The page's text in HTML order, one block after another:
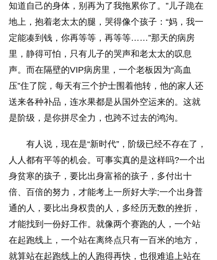
知道自己的身体，别再为了我拖累你了。”儿子跪在
地上，抱着老太太的腿，哭得像个孩子：“妈，我一
定能凑到钱，你再等等，再等等……”那天的病房
里，静得可怕，只有儿子的哭声和老太太的叹息
声。而在隔壁的VIP病房里，一个老板因为“高血
压”住了院，每天有三个护士围着他转，他的家人还
送来各种补品，连水果都是从国外空运来的。这就
是阶级，是你拼尽全力，也跨不过去的鸿沟。
有人说，现在是“新时代”，阶级已经不存在了，
人人都有平等的机会。可事实真的是这样吗?一个出
身贫寒的孩子，要比出身富裕的孩子，多付出十
倍、百倍的努力，才能考上一所好大学;一个出身普
通的人，要比出身权贵的人，多经历无数的挫折，
才能找到一份好工作。就像两个赛跑的人，一个站
在起跑线上，一个站在离终点只有一百米的地方，
就算站在起跑线上的人跑得再快，也很难追上站在